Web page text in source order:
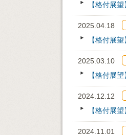
【格付展
2025.04.18
【格付展
2025.03.10
【格付展
2024.12.12
【格付展
2024.11.01